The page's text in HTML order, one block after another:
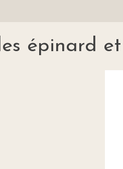
épinard